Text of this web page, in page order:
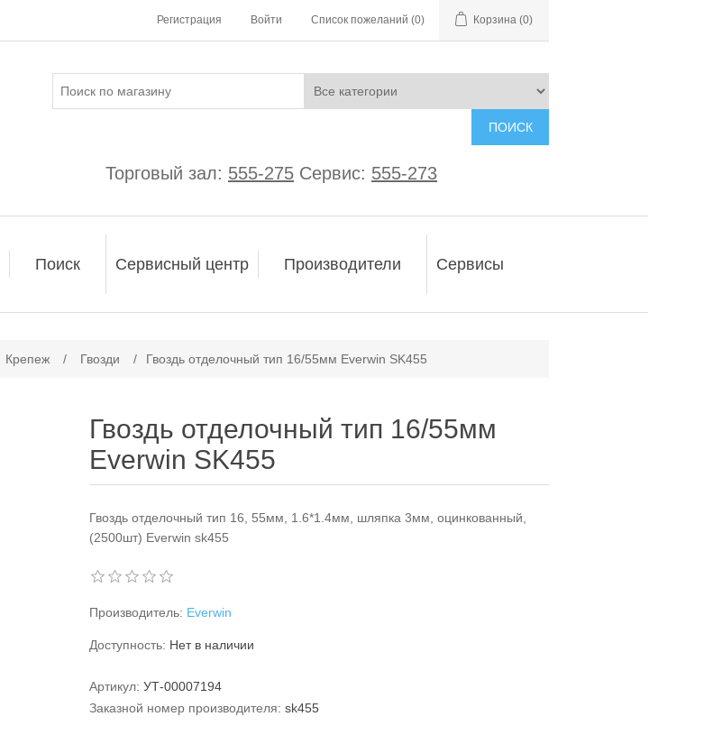
Регистрация Войти Список пожеланий (0) Корзина (0)
ПОИСК
Торговый зал: 555-275 Сервис: 555-273
Поиск Сервисный центр Производители Сервисы
Крепеж / Гвозди / Гвоздь отделочный тип 16/55мм Everwin SK455
Гвоздь отделочный тип 16/55мм
Everwin SK455
Гвоздь отделочный тип 16, 55мм, 1.6*1.4мм, шляпка 3мм, оцинкованный,
(2500шт) Everwin sk455
Производитель: Everwin
Доступность: Нет в наличии
Артикул: УТ-00007194
Заказной номер производителя: sk455